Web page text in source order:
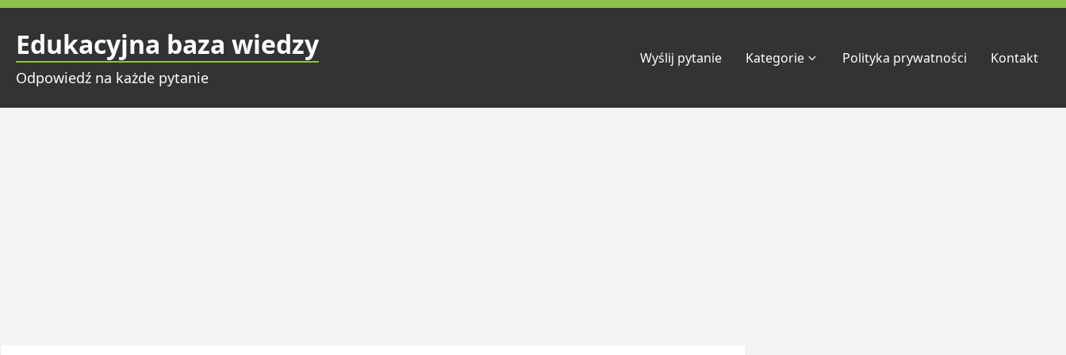
Przejdź
treściEdukacyjna baza wiedzy
Odpowiedź na każde pytanie
Wyślij pytanie Kategorie Polityka prywatności Kontakt